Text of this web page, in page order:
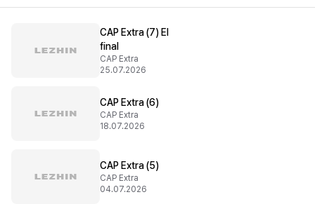
CAP Extra (7) El
final
CAP Extra
25.07.2026
CAP Extra (6)
CAP Extra
18.07.2026
CAP Extra (5)
CAP Extra
04.07.2026